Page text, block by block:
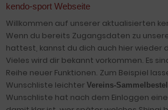
kendo-sport Webseite
Willkommen auf unserer aktualisierten
Wenn du bereits Zugangsdaten zu
hattest, kannst du dich auch hier wieder
Vieles wird dir bekannt vorkommen. Es
Reihe neuer Funktionen. Zum Beispiel
Wunschliste leichter Vereins-
Wunschliste hat nach dem Einloggen